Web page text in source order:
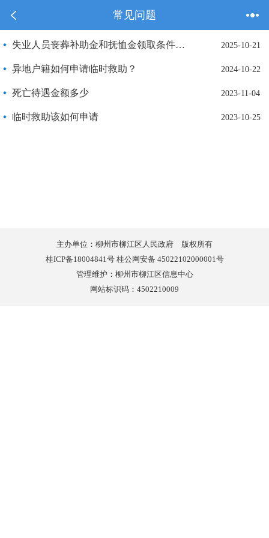
常见问题
2025-10-21
失业人员丧葬补助金和抚恤金领取条件是什么？
2024-10-22
异地户籍如何申请临时救助？
2023-11-04
死亡待遇金额多少
2023-10-25
临时救助该如何申请
主办单位：柳州市柳江区人民政府 版权所有
桂ICP备18004841号 桂公网安备 45022102000001号
管理维护：柳州市柳江区信息中心
网站标识码：4502210009